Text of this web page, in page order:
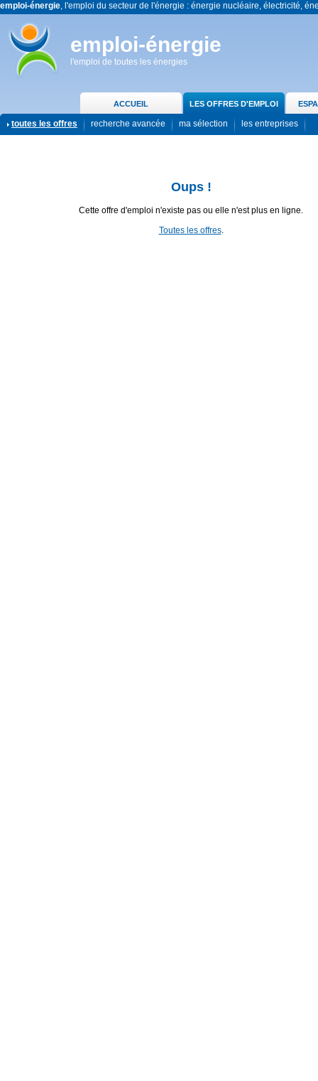
emploi-énergie, l'emploi du secteur de l'énergie : énergie nucléaire, électricité,
emploi-énergie
l'emploi de toutes les énergies
ACCUEIL LES OFFRES D'EMPLOI
toutes les offres recherche avancée ma sélection les entreprises
Oups !
Cette offre d'emploi n'existe pas ou elle n'est plus en ligne.
Toutes les offres.